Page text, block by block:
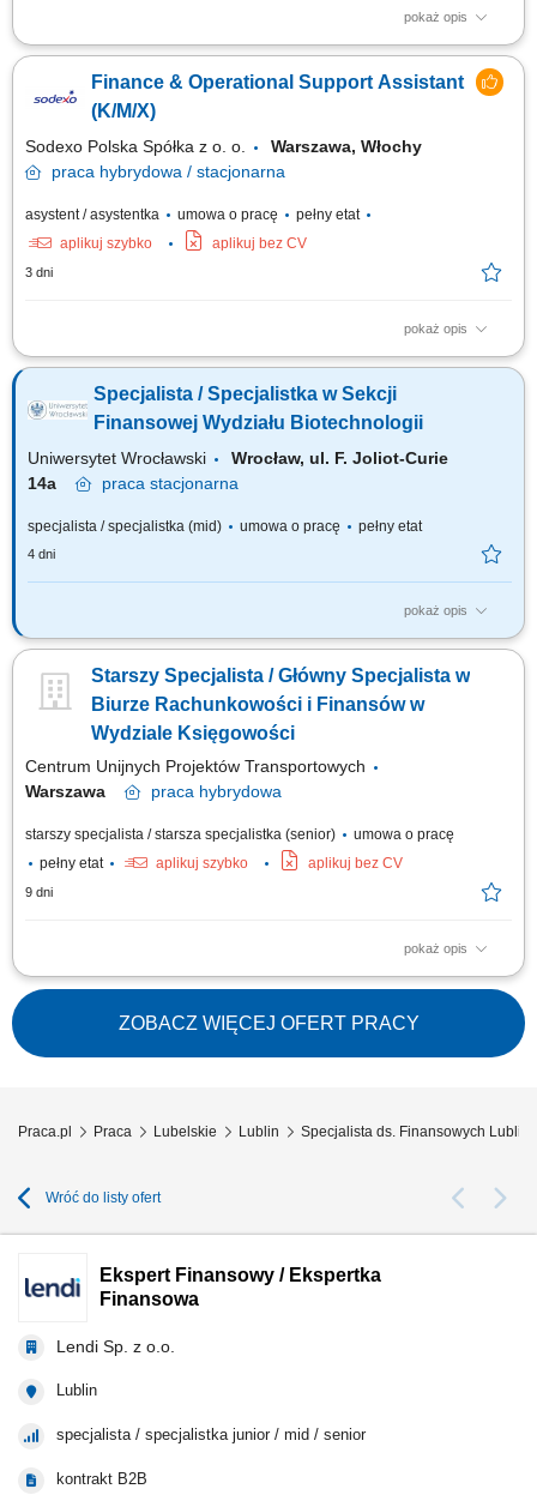
pokaż opis
Twój zakres obowiązków: przygotowanie prognoz finansowych projektów
przygotowywanie analiz i raportów; wsparcie Zespołu w realizacji
płatności w Grupie Unidevelopment; obsługa systemów bankowych
Finance & Operational Support Assistant
(K/M/X)
Sodexo Polska Spółka z o. o.
Warszawa, Włochy
praca hybrydowa / stacjonarna
asystent / asystentka umowa o pracę
pełny etat
aplikuj szybko
aplikuj bez CV
3 dni
pokaż opis
Zakres obowiązków: Wystawianie faktur sprzedażowych; Wspieranie
konta kosztowego w procesie weryfikacji dokumentów poprzedzających
ich zaksięgowanie; Wspieranie Managerów Operacyjnych i Kierowników
Specjalista / Specjalistka w Sekcji
Finansowej Wydziału Biotechnologii
Uniwersytet Wrocławski
Wrocław, ul. F. Joliot-Curie
14a
praca stacjonarna
specjalista / specjalistka (mid) umowa o pracę pełny etat
4 dni
pokaż opis
Wymiar etatu: pełny Liczba etatów: 1 Główne obowiązki Obsługa
przyznanych środków finansowych. Koordynacja i prowadzenie spraw
związanych z obsługą administracyjno-finansową realizowanych
projektów finansowanych ze źródeł...
Starszy Specjalista / Główny Specjalista w
Biurze Rachunkowości i Finansów w
Wydziale Księgowości
Centrum Unijnych Projektów Transportowych
Warszawa
praca hybrydowa
starszy specjalista / starsza specjalistka (senior)
umowa o pracę
pełny etat
aplikuj szybko aplikuj bez CV
9 dni
pokaż opis
Dołącz do CUPT! Dążymy do zapewnienia pracownikom atrakcyjnych i
konkurencyjnych warunków płacy i pracy. Największym naszym kapitałem
są pracownicy. Razem będziemy tworzyć przyjazną i nowoczesną
Instytucję. Staramy się zapewnić równowagę pomiędzy życiem
zawodowym i prywatnym....
ZOBACZ WIĘCEJ OFERT PRACY
Praca.pl Praca Lubelskie Lublin Specjalista ds. Finansowych Lublin
Wróć do listy ofert
Ekspert Finansowy / Ekspertka
Finansowa
Lendi Sp. z o.o.
Lublin
specjalista / specjalistka junior / mid / senior
kontrakt B2B